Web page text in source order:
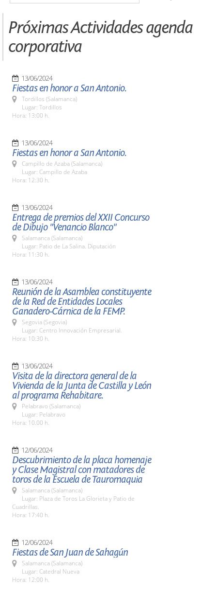
Próximas Actividades agenda
corporativa
13/06/2024
Fiestas en honor a San Antonio.
Tordillos (Salamanca)
Lugar: Tordillos
Hora: 13:00 h.
13/06/2024
Fiestas en honor a San Antonio.
Campillo de Azaba (Salamanca)
Lugar: Campillo de Azaba
Hora: 12:30 h.
13/06/2024
Entrega de premios del XXII Concurso
de Dibujo "Venancio Blanco"
Salamanca (Salamanca)
Lugar: Patio de La Salina. Diputación
Hora: 11:30 h.
13/06/2024
Reunión de la Asamblea constituyente
de la Red de Entidades Locales
Ganadero-Cárnica de la FEMP.
Segovia (Segovia)
Lugar: Centro Innovación Empresarial.
Hora: 10:30 h.
13/06/2024
Visita de la directora general de la
Vivienda de la Junta de Castilla y León
al programa Rehabitare.
Pelabravo (Salamanca)
Lugar: Pelabravo
Hora: 10.00 h.
12/06/2024
Descubrimiento de la placa homenaje
y Clase Magistral con matadores de
toros de la Escuela de Tauromaquia
Salamanca (Salamanca)
Lugar: Plaza de Toros La Glorieta y Patio de
Cuadrillas.
Hora: 17:40 h.
12/06/2024
Fiestas de San Juan de Sahagún
Salamanca (Salamanca)
Lugar: Catedral Nueva
Hora: 12:00 h.